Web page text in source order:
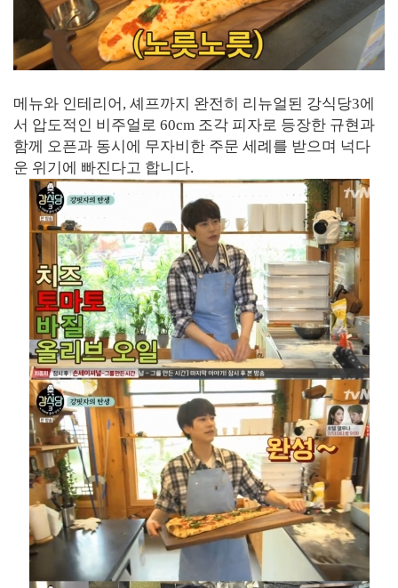
메뉴와 인테리어, 셰프까지 완전히 리뉴얼된 강식당3에
서 압도적인 비주얼로 60cm 조각 피자로 등장한 규현과
함께 오픈과 동시에 무자비한 주문 세례를 받으며 넉다
운 위기에 빠진다고 합니다.